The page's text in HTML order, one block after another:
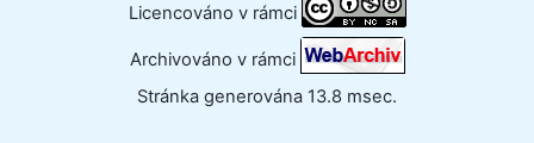
Licencováno v rámci
Archivováno v rámci
Stránka generována 13.8 msec.